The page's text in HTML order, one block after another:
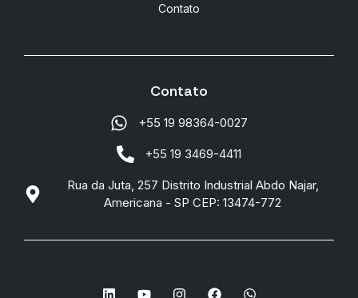
Contato
Contato
+55 19 98364-0027
+55 19 3469-4411
Rua da Juta, 257 Distrito Industrial Abdo Najar,
Americana - SP CEP: 13474-772